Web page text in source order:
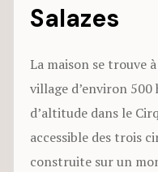
Salazes
La maison se trouve
village d’environ
d’altitude dans le
accessible des trois
construite sur un